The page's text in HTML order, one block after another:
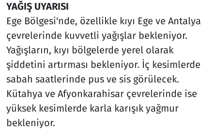
YAĞIŞ UYARISI
Ege Bölgesi'nde, özellikle kıyı Ege ve Antalya
çevrelerinde kuvvetli yağışlar bekleniyor.
Yağışların, kıyı bölgelerde yerel olarak
şiddetini artırması bekleniyor. İç kesimlerde
sabah saatlerinde pus ve sis görülecek.
Kütahya ve Afyonkarahisar çevrelerinde ise
yüksek kesimlerde karla karışık yağmur
bekleniyor.